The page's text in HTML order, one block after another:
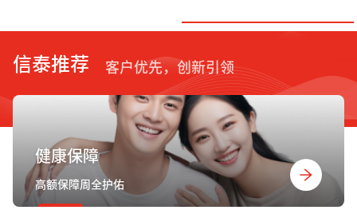
信泰推荐 客户优先，创新引领
健康保障
高额保障周全护佑